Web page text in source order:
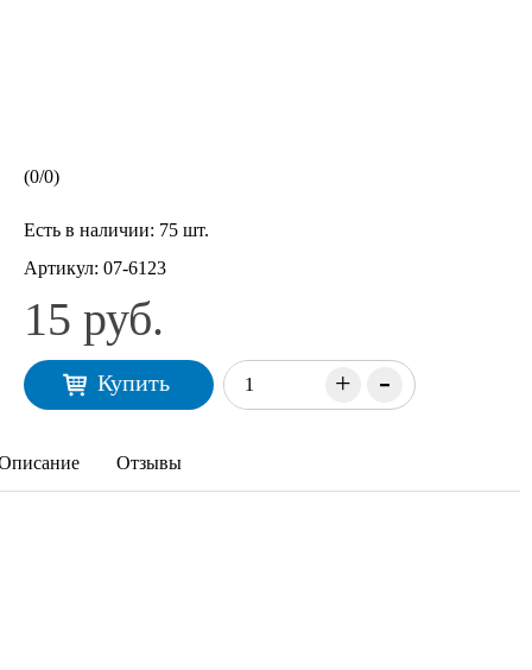
(0/0)
Есть в наличии: 75 шт.
Артикул: 07-6123
15 руб.
+ -
Купить
Отзывы